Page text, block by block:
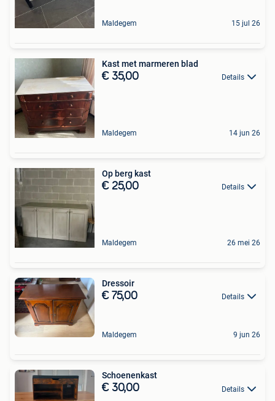
Maldegem 15 jul 26
Kast met marmeren blad
€ 35,00 Details
Maldegem 14 jun 26
Op berg kast
€ 25,00 Details
Maldegem 26 mei 26
Dressoir
€ 75,00 Details
Maldegem 9 jun 26
Schoenenkast
€ 30,00 Details